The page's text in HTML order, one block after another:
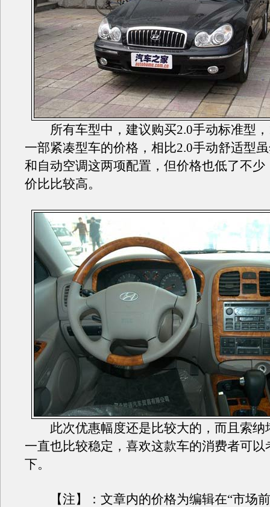
所有车型中，建议购买2.0手动标准型，
一部紧凑型车的价格，相比2.0手动舒适型
和自动空调这两项配置，但价格也低了不少
价比比较高。
此次优惠幅度还是比较大的，而且索纳
一直也比较稳定，喜欢这款车的消费者可以
下。
【注】：文章内的价格为编辑在“市场前